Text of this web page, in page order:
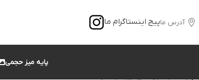
آدرس ماپیج اینستاگرام ما
پایه میز حجمی